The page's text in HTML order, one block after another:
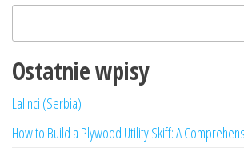
Ostatnie wpisy
Lalinci (Serbia)
How to Build a Plywood Utility Skiff: A